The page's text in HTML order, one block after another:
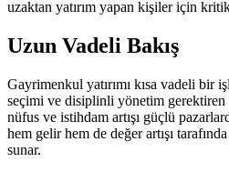
uzaktan yatırım yapan kişiler için
Uzun Vadeli Bakış
Gayrimenkul yatırımı kısa vadeli bir
seçimi ve disiplinli yönetim
nüfus ve istihdam artışı güçlü
hem gelir hem de değer artışı
sunar.